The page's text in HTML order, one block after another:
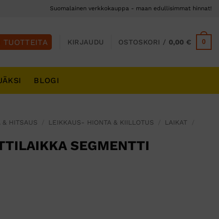
Suomalainen verkkokauppa - maan edullisimmat hinnat!
KIRJAUDU OSTOSKORI / 0,00€ 0
BLOGI
& HITSAUS LEIKKAUS- HIONTA & KIILLOTUS LAIKAT
SEGMENTTI